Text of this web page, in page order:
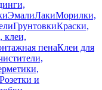
ЭмалиЛакиМорилки,
ГрунтовкиКраски,
клеи,
пенаКлеи для
Розетки и